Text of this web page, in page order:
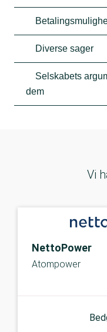
Diverse sager
Selskabets
dem
Vi
NettoPower
Atompower